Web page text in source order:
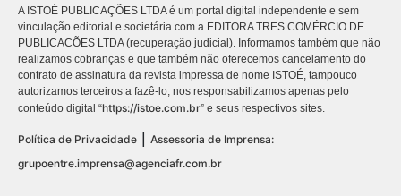
A ISTOÉ PUBLICAÇÕES LTDA é um portal digital independente e sem
vinculação editorial e societária com a EDITORA TRES COMÉRCIO DE
PUBLICACÕES LTDA (recuperação judicial). Informamos também que não
realizamos cobranças e que também não oferecemos cancelamento do
contrato de assinatura da revista impressa de nome ISTOÉ, tampouco
autorizamos terceiros a fazê-lo, nos responsabilizamos apenas pelo
conteúdo digital “https://istoe.com.br” e seus respectivos sites.
Política de Privacidade
Assessoria de Imprensa:
grupoentre.imprensa@agenciafr.com.br